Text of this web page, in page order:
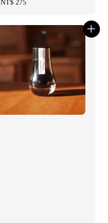
Regular
NT$ 275